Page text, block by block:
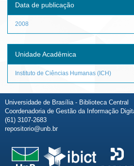
Data de publicação
2008
Unidade Acadêmica
Instituto de Ciências Humanas (ICH)
Universidade de Brasília - Biblioteca Central
Coordenadoria de Gestão da Informação
(61) 3107-2683
repositorio@unb.br